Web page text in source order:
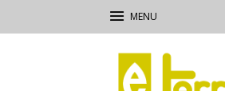
Terra
e
Vita